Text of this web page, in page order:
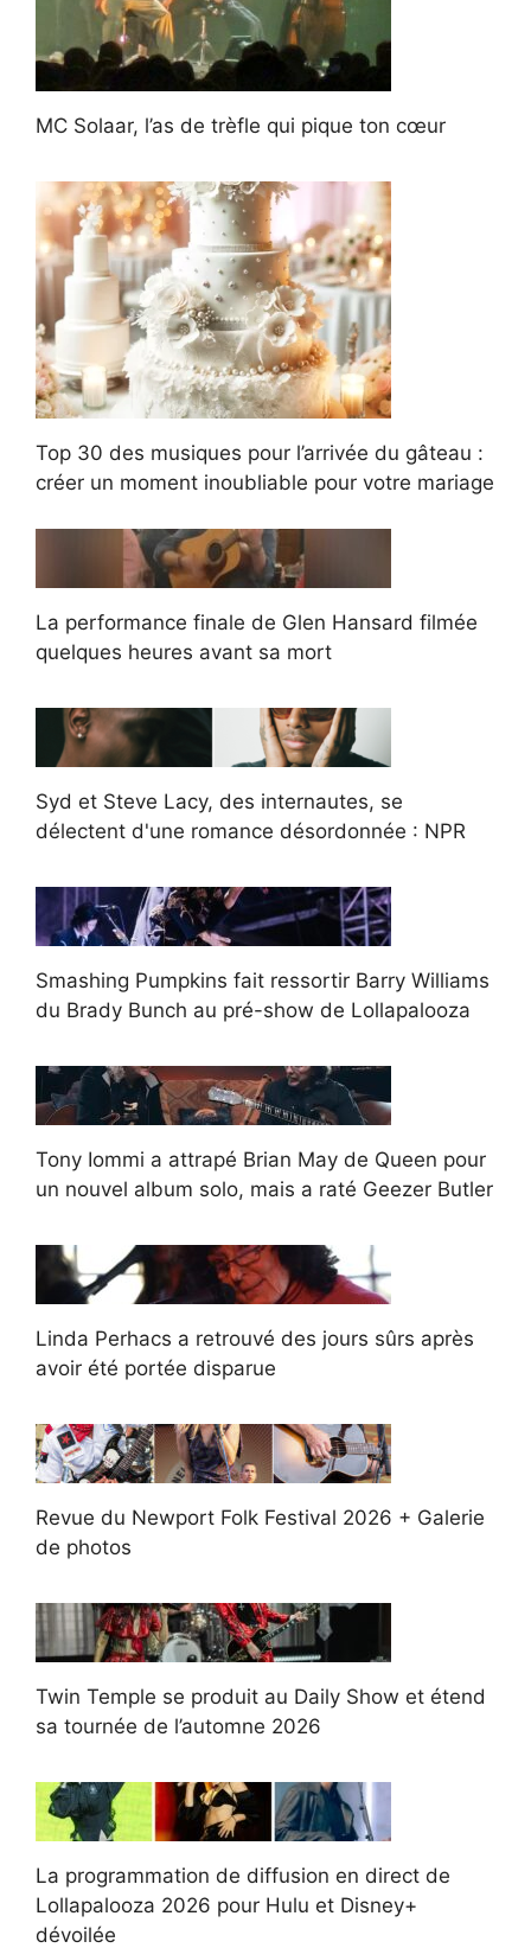
MC Solaar, l’as de trèfle qui pique ton cœur
Top 30 des musiques pour l’arrivée du gâteau :
créer un moment inoubliable pour votre mariage
La performance finale de Glen Hansard filmée
quelques heures avant sa mort
Syd et Steve Lacy, des internautes, se
délectent d'une romance désordonnée : NPR
Smashing Pumpkins fait ressortir Barry Williams
du Brady Bunch au pré-show de Lollapalooza
Tony Iommi a attrapé Brian May de Queen pour
un nouvel album solo, mais a raté Geezer Butler
Linda Perhacs a retrouvé des jours sûrs après
avoir été portée disparue
Revue du Newport Folk Festival 2026 + Galerie
de photos
Twin Temple se produit au Daily Show et étend
sa tournée de l’automne 2026
La programmation de diffusion en direct de
Lollapalooza 2026 pour Hulu et Disney+
dévoilée